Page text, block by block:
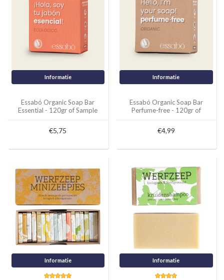
Informatie
Essabó Organic Soap Bar
Essential - 120gr of Sample
€5,75
Informatie
Essabó Organic Soap Bar
Perfume-free - 120gr of
€4,99
Informatie Informatie